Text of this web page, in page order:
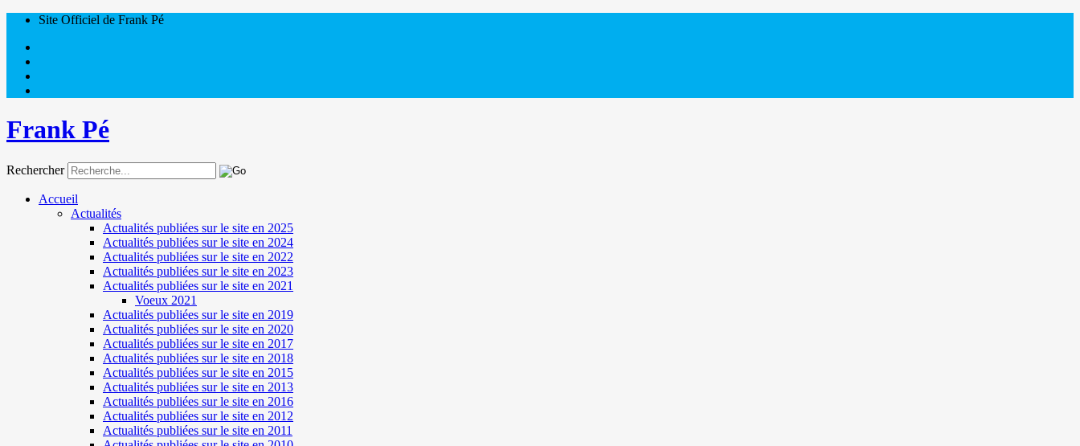
Site Officiel de Frank Pé
Frank Pé
Rechercher
Accueil
Actualités
Actualités publiées sur le site en 2025
Actualités publiées sur le site en 2024
Actualités publiées sur le site en 2022
Actualités publiées sur le site en 2023
Actualités publiées sur le site en 2021
Voeux 2021
Actualités publiées sur le site en 2019
Actualités publiées sur le site en 2020
Actualités publiées sur le site en 2017
Actualités publiées sur le site en 2018
Actualités publiées sur le site en 2015
Actualités publiées sur le site en 2013
Actualités publiées sur le site en 2016
Actualités publiées sur le site en 2012
Actualités publiées sur le site en 2011